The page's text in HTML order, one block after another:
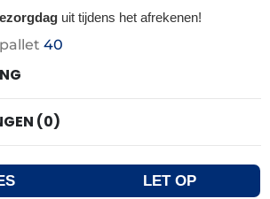
uit tijdens het afrekenen!
40
(0)
LET OP